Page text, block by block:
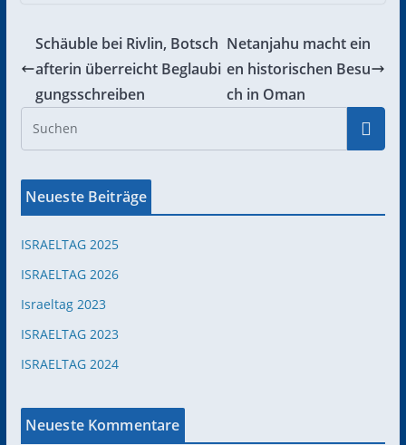
Schäuble bei Rivlin, Botsch
afterin überreicht Beglaubi
gungsschreiben
Netanjahu macht ein
en historischen Besu
ch in Oman
Neueste Beiträge
ISRAELTAG 2025
ISRAELTAG 2026
Israeltag 2023
ISRAELTAG 2023
ISRAELTAG 2024
Neueste Kommentare